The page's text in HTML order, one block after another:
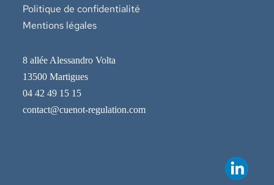
Politique de confidentialité
Mentions légales
8 allée Alessandro Volta
13500 Martigues
04 42 49 15 15
contact@cuenot-regulation.com